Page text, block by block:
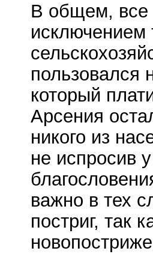
В общем, все
исключением
пользовался
который
Арсения
никого из
не испросив
важно в тех
постриг, так